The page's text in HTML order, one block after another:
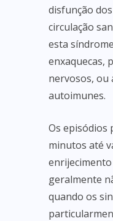
disfunção
circulação
esta
enxaquecas,
nervosos, ou
autoimunes.
Os episódios
minutos até
geralmente
quando os